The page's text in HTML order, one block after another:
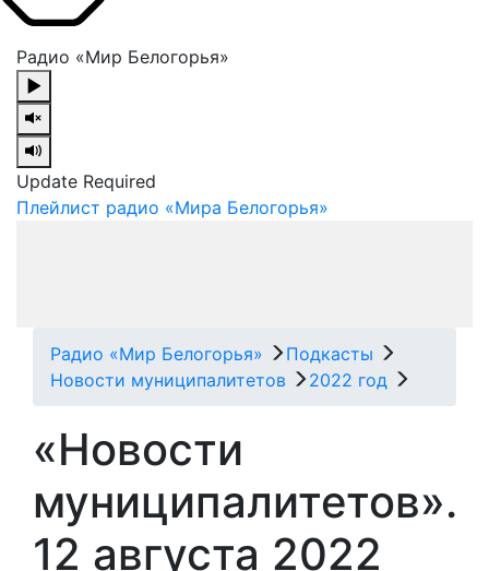
Радио «Мир Белогорья»
Update Required
Плейлист радио «Мира Белогорья»
Радио «Мир Белогорья»
Подкасты
Новости муниципалитетов
2022 год
«Новости
муниципалитетов».
12 августа 2022